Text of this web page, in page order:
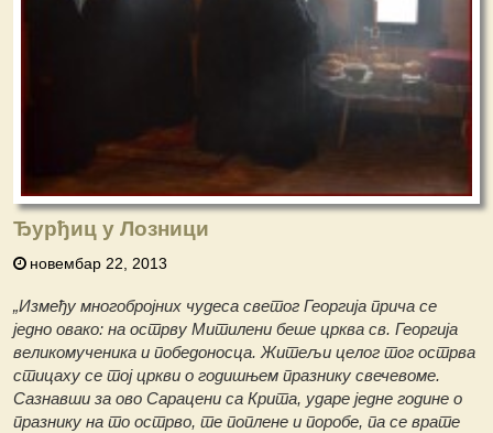
Ђурђиц у Лозници
новембар 22, 2013
„Између многобројних чудеса светог Георгија прича се
једно овако: на острву Митилени беше црква св. Георгија
великомученика и победоносца. Житељи целог тог острва
стицаху се тој цркви о годишњем празнику свечевоме.
Сазнавши за ово Сарацени са Крита, ударе једне године о
празнику на то острво, те поплене и поробе, па се врате